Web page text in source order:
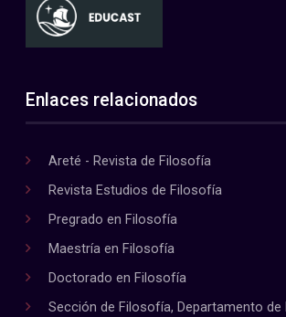
Enlaces relacionados
Areté - Revista de Filosofía
Revista Estudios de Filosofía
Pregrado en Filosofía
Maestría en Filosofía
Doctorado en Filosofía
Sección de Filosofía, Departamento de